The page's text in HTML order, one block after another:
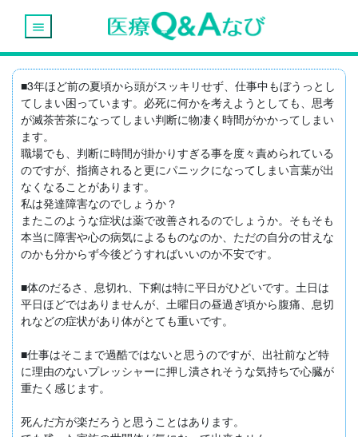
menu
■3年ほど前の夏頃から頭がスッキリせず、仕事中もぼうっとし
てしまい困っています。必死に何かを考えようとしても、思考
が滅茶苦茶になってしまい判断に物凄く時間がかかってしまい
ます。
職場でも、判断に時間が掛かりすぎる事を度々責められている
のですが、指摘されると更にパニックになってしまい言葉が出
なくなることがあります。
私は発達障害なのでしょうか？
またこのような症状は薬で改善されるのでしょうか。そもそも
本当に障害や心の病気によるものなのか、ただの自分の甘えな
のかも分からず今後どうすればいいのか不安です。
■体のだるさ、息切れ、下痢は特に平日がひどいです。土日は
平日ほどではありませんが、土曜日の昼過ぎ頃から腹痛、息切
れなどの症状があり体がとても重いです。
■仕事はそこまで過酷ではないと思うのですが、出社前など特
に理由のないプレッシャーに押し潰されそうな気持ちで心臓が
重たく感じます。
死んだ方が楽だろうと思うことはあります。